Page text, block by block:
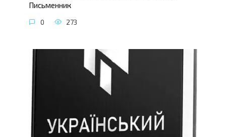
Письменник
0 273